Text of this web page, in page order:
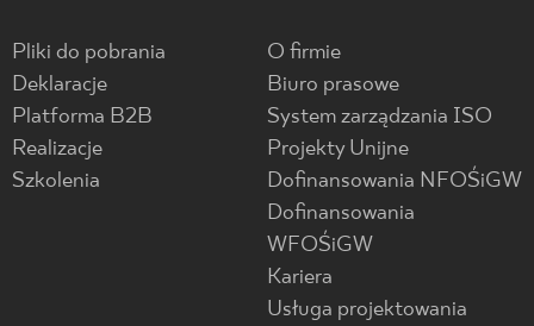
Pliki do pobrania
Deklaracje
Platforma B2B
Realizacje
Szkolenia
O firmie
Biuro prasowe
System zarządzania ISO
Projekty Unijne
Dofinansowania NFOŚiGW
Dofinansowania
WFOŚiGW
Kariera
Usługa projektowania